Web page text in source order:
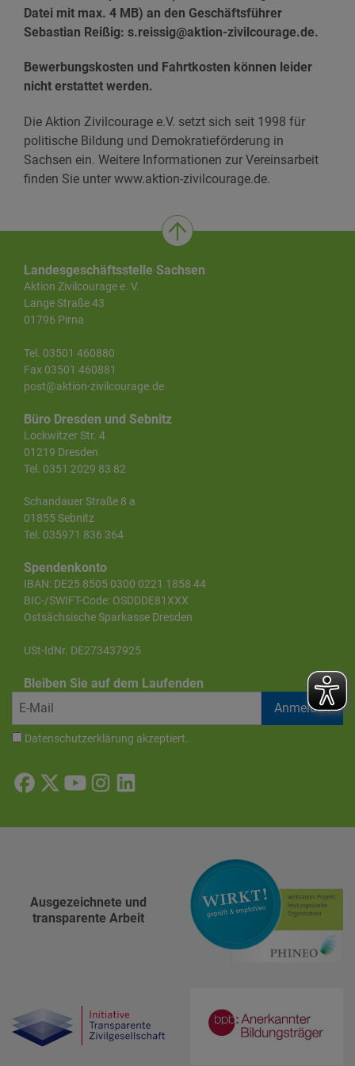
Datei mit max. 4 MB) an den Geschäftsführer
Sebastian Reißig: s.reissig@aktion-zivilcourage.de.
Bewerbungskosten und Fahrtkosten können leider
nicht erstattet werden.
Die Aktion Zivilcourage e.V. setzt sich seit 1998 für
politische Bildung und Demokratieförderung in
Sachsen ein. Weitere Informationen zur Vereinsarbeit
finden Sie unter www.aktion-zivilcourage.de.
Landesgeschäftsstelle Sachsen
Aktion Zivilcourage e. V.
Lange Straße 43
01796 Pirna
Tel. 03501 460880
Fax 03501 460881
post@aktion-zivilcourage.de
Büro Dresden und Sebnitz
Lockwitzer Str. 4
01219 Dresden
Tel. 0351 2029 83 82
Schandauer Straße 8 a
01855 Sebnitz
Tel. 035971 836 364
Spendenkonto
IBAN: DE25 8505 0300 0221 1858 44
BIC-/SWIFT-Code: OSDDDE81XXX
Ostsächsische Sparkasse Dresden
USt-IdNr. DE273437925
Bleiben Sie auf dem Laufenden
Datenschutzerklärung akzeptiert.
Ausgezeichnete und
transparente Arbeit